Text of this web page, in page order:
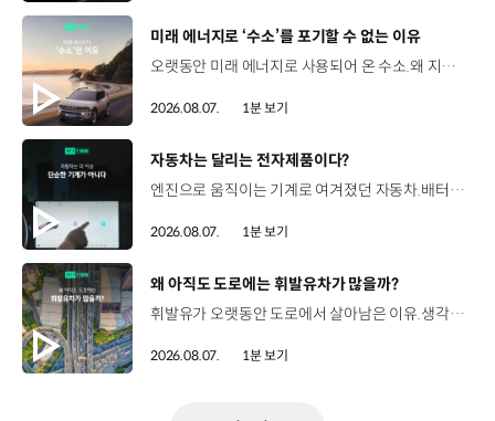
[동영상]
미래 에너지로 ‘수소’를 포기할 수 없는 이유
오랫동안 미래 에너지로 사용되어 온 수소.왜 지금까지도 중요한 선택지로 꼽힐까요? 현대진행형 팟캐스트 EP.21에서 확인하세요.📻 #현대자동차그룹 #현대진행형 #모빌리티팟캐스트 #수소전기차 #수소에너지 #연료 #미래모빌리티 #모빌리티
2026.08.07. 1분 보기
[동영상]
자동차는 달리는 전자제품이다?
엔진으로 움직이는 기계로 여겨졌던 자동차.배터리와 소프트웨어를 통해 어떻게 바뀌고 있을까요? 현대진행형 팟캐스트 EP.21에서 확인하세요.📻 #현대자동차그룹 #현대진행형 #모빌리티팟캐스트 #SDV #전기차 #연료 #미래모빌리티 #모빌리티
2026.08.07. 1분 보기
[동영상]
왜 아직도 도로에는 휘발유차가 많을까?
휘발유가 오랫동안 도로에서 살아남은 이유.생각보다 강력한 장점이 있었습니다. 현대진행형 팟캐스트 EP.21에서 확인하세요.📻 #현대자동차그룹 #현대진행형 #모빌리티팟캐스트 #휘발유 #내연기관 #연료 #미래모빌리티 #모빌리티
2026.08.07. 1분 보기